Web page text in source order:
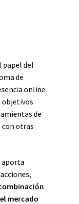
papel del
de
online.
objetivos
de
con otras
aporta
mercado